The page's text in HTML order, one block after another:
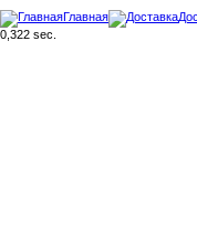
Главная
0,322 sec.